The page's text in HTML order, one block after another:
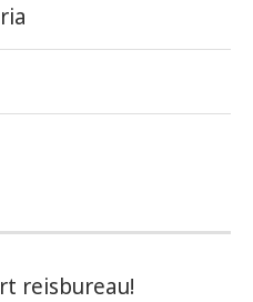
reisbureau!